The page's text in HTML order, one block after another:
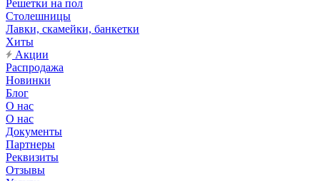
Решетки на пол
Столешницы
Лавки, скамейки, банкетки
Хиты
Акции
Распродажа
Новинки
Блог
О нас
О нас
Документы
Партнеры
Реквизиты
Отзывы